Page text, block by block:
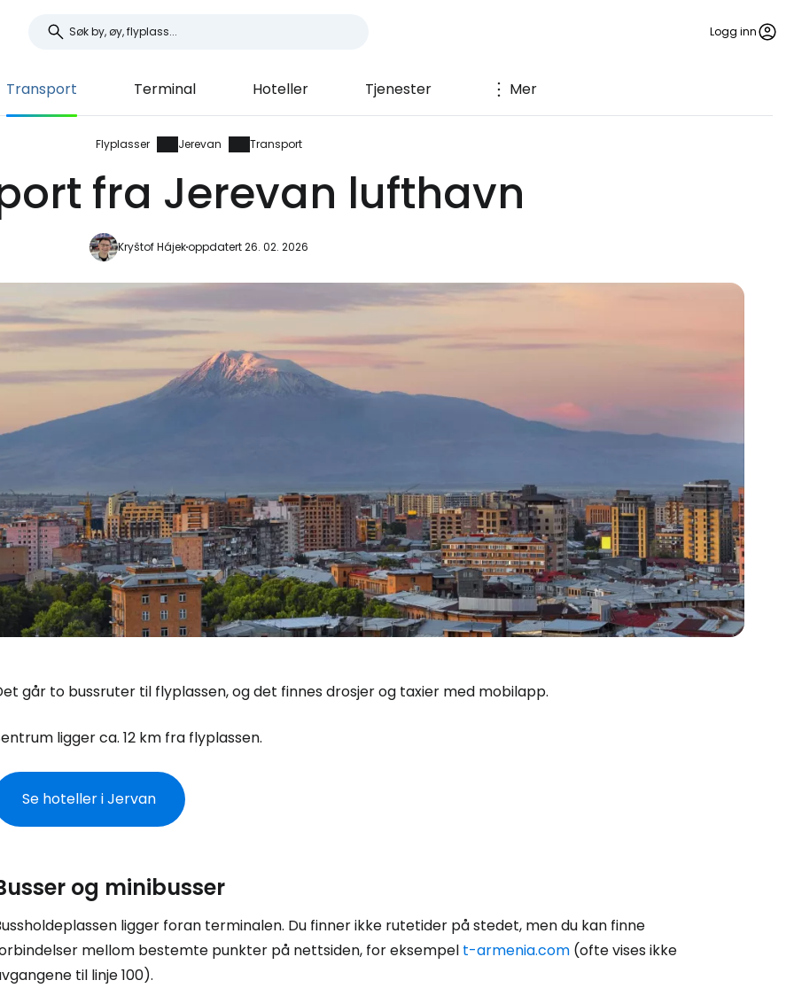
Logg inn
Transport Terminal Hoteller Tjenester Mer
Flyplasser Jerevan Transport
fra Jerevan lufthavn
Kryštof Hájekoppdatert 26. 02. 2026
går to bussruter til flyplassen, og det finnes drosjer og taxier med mobilapp.
ligger ca. 12 km fra flyplassen.
Se hoteller i Jervan
og minibusser
ligger foran terminalen. Du finner ikke rutetider på stedet, men du kan finne
mellom bestemte punkter på nettsiden, for eksempel t-armenia.com (ofte vises ikke
til linje 100).